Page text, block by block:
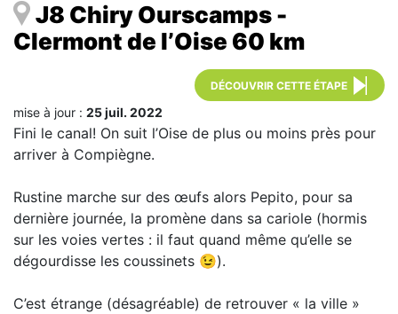
J8 Chiry Ourscamps -
Clermont de l’Oise 60 km
DÉCOUVRIR CETTE ÉTAPE
mise à jour : 25 juil. 2022
Fini le canal! On suit l’Oise de plus ou moins près pour
arriver à Compiègne.
Rustine marche sur des œufs alors Pepito, pour sa
dernière journée, la promène dans sa cariole (hormis
sur les voies vertes : il faut quand même qu’elle se
dégourdisse les coussinets 😉).
C’est étrange (désagréable) de retrouver « la ville »